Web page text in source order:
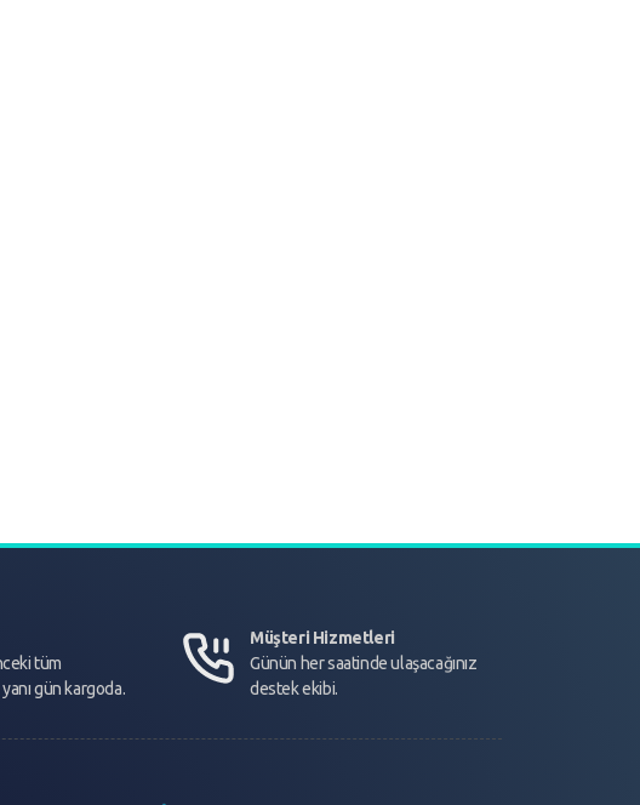
tüm
gün kargoda.
Müşteri Hizmetleri
Günün her saatinde ulaşacağınız
destek ekibi.